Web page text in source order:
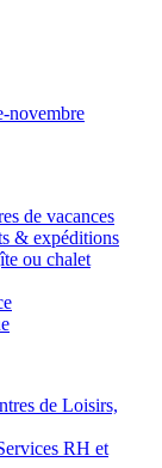
novembre
de vacances
& expéditions
ou chalet
de Loisirs,
RH et